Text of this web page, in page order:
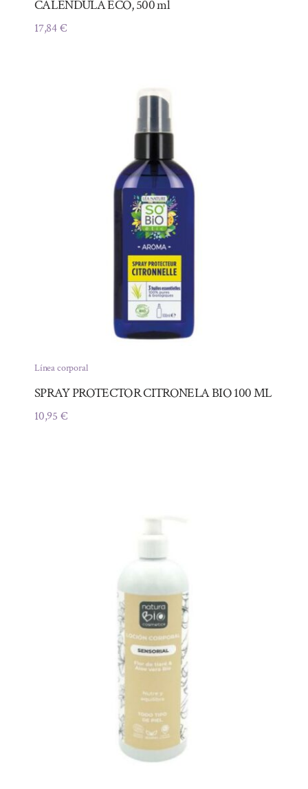
CALÉNDULA ECO, 500 ml
17,84€
Línea corporal
SPRAY PROTECTOR CITRONELA BIO 100 ML
10,95 €